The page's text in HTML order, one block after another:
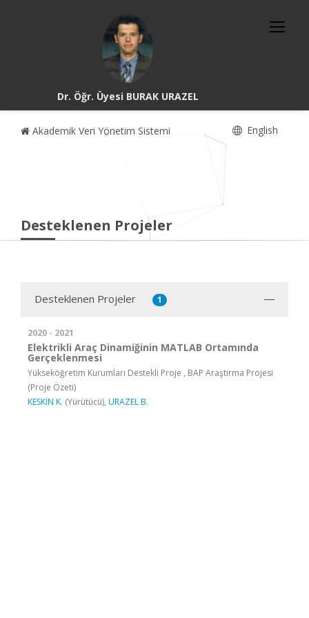
Dr. Öğr. Üyesi BURAK URAZEL
Akademik Veri Yönetim Sistemi English
Desteklenen Projeler
Desteklenen Projeler 1
2020 - 2021
Elektrikli Araç Dinamiğinin MATLAB Ortamında
Gerçeklenmesi
Yükseköğretim Kurumları Destekli Proje , BAP Araştırma Projesi
(Proje Özeti)
KESKİN K. (Yürütücü), URAZEL B.